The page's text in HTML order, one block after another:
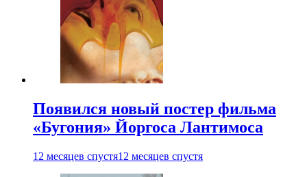
Появился новый постер фильма
«Бугония» Йоргоса Лантимоса
12 месяцев спустя12 месяцев спустя